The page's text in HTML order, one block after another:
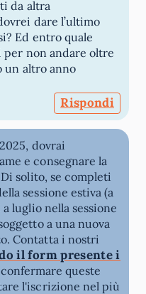
da altra
dare l’ultimo
per non andare oltre
un altro anno
Rispondi
dovrai
e consegnare la
solito, se completi
sessione estiva (a
luglio nella sessione
a una nuova
Contatta i nostri
il form presente i
queste
l'iscrizione nel più